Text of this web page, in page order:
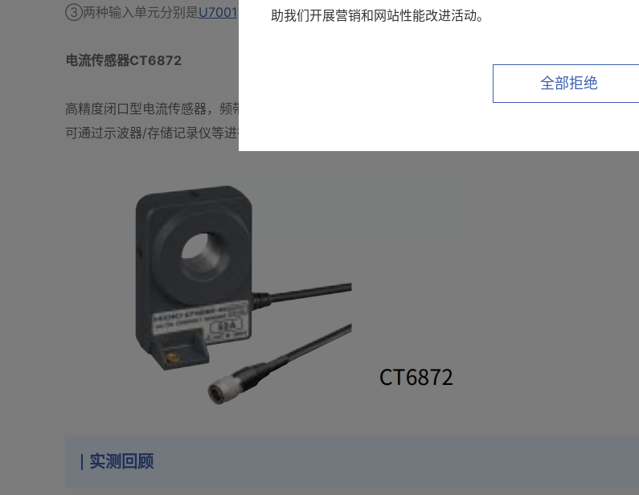
③两种输入单元分别是U7001 U7005。
电流传感器CT6872
高精度闭口型电流传感器，频带DC～10MHz，额定电流AC/DC 50A， 振幅精度±0.037%，相位
可通过示波器/存储记录仪等进行波形监测（需搭配传感器单元）。
实测回顾
助我们开展营销和网站性能改进活动。
全部拒绝